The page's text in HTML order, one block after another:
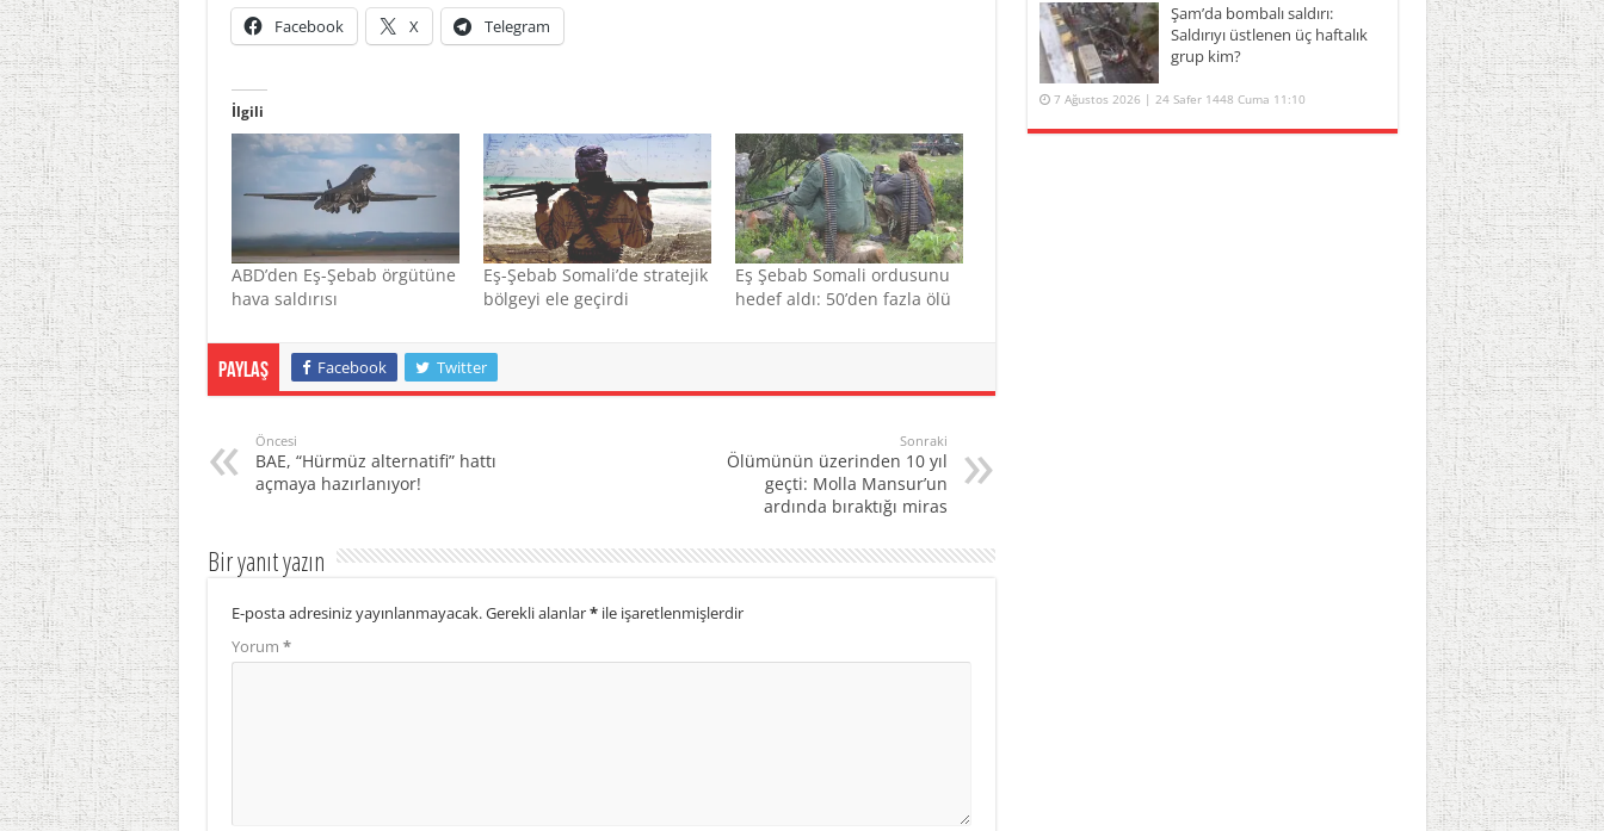
Facebook X Telegram
İlgili
ABD’den Eş-Şebab örgütüne
hava saldırısı
Eş-Şebab Somali’de stratejik
bölgeyi ele geçirdi
Eş Şebab Somali ordusunu
hedef aldı: 50’den fazla ölü
Paylaş Facebook Twitter
Öncesi
BAE, “Hürmüz alternatifi” hattı
açmaya hazırlanıyor!
Sonraki
Ölümünün üzerinden 10 yıl
geçti: Molla Mansur’un
ardında bıraktığı miras
Bir yanıt yazın
E-posta adresiniz yayınlanmayacak.Gerekli alanlar*ile işaretlenmişlerdir
Yorum *
Şam’da bombalı saldırı:
Saldırıyı üstlenen üç haftalık
grup kim?
7 Ağustos 2026 | 24 Safer 1448 Cuma 11:10